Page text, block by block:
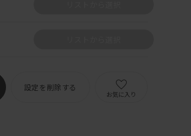
設定を削除する
お気に入り